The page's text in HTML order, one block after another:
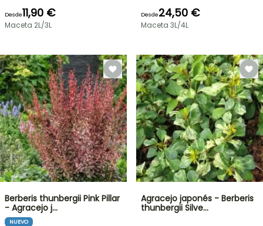
Desde11,90 €
Maceta 2L/3L
Desde24,50 €
Maceta 3L/4L
Berberis thunbergii Pink Pillar
- Agracejo j…
NUEVO
Agracejo japonés - Berberis
thunbergii Silve…